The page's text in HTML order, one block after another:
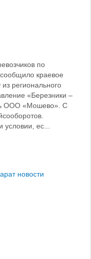
по
краевое
регионального
«Березники –
ООО «Мошево». С
ес...
новости